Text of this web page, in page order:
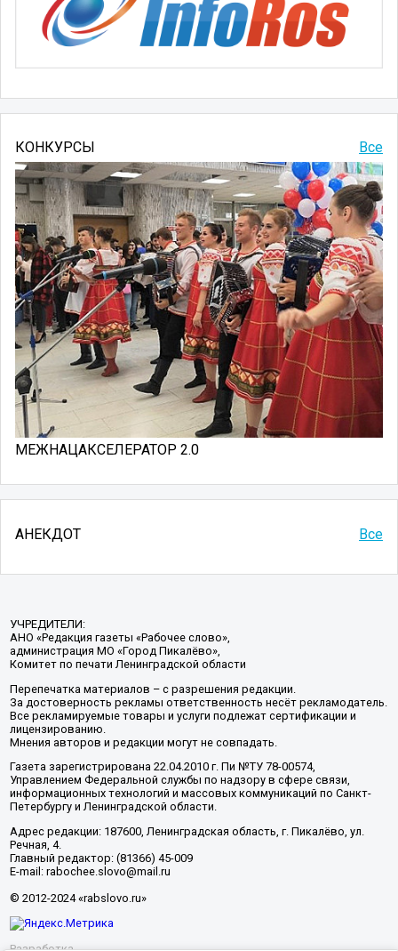
Все
КОНКУРСЫ
МЕЖНАЦАКСЕЛЕРАТОР 2.0
АНЕКДОТ Все
УЧРЕДИТЕЛИ:
АНО «Редакция газеты «Рабочее слово»,
администрация МО «Город Пикалёво»,
Комитет по печати Ленинградской области
Перепечатка материалов – с разрешения редакции.
За достоверность рекламы ответственность несёт рекламодатель.
Все рекламируемые товары и услуги подлежат сертификации и
лицензированию.
Мнения авторов и редакции могут не совпадать.
Газета зарегистрирована 22.04.2010 г. Пи №ТУ 78-00574,
Управлением Федеральной службы по надзору в сфере связи,
информационных технологий и массовых коммуникаций по Санкт-
Петербургу и Ленинградской области.
Адрес редакции: 187600, Ленинградская область, г. Пикалёво, ул.
Речная, 4.
Главный редактор: (81366) 45-009
E-mail: rabochee.slovo@mail.ru
© 2012-2024 «rabslovo.ru»